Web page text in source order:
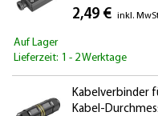
2,49 € inkl.
Auf Lager
Lieferzeit: 1 - 2 Werktage
Kabelverbinder
Kabel-